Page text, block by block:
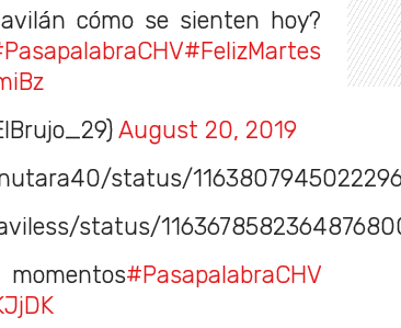
cómo se sienten hoy?
#FelizMartes
August 20, 2019
status/
status/
#PasapalabraCHV